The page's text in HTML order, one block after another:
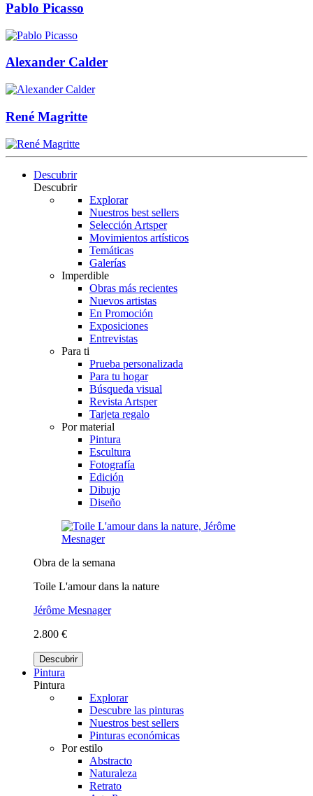
Pablo Picasso
Alexander Calder
René Magritte
Descubrir
Descubrir
Explorar
Nuestros best sellers
Selección Artsper
Movimientos artísticos
Temáticas
Galerías
Imperdible
Obras más recientes
Nuevos artistas
En Promoción
Exposiciones
Entrevistas
Para ti
Prueba personalizada
Para tu hogar
Búsqueda visual
Revista Artsper
Tarjeta regalo
Por material
Pintura
Escultura
Fotografía
Edición
Dibujo
Diseño
Obra de la semana
Toile L'amour dans la nature
Jérôme Mesnager
2.800 €
Descubrir
Pintura
Pintura
Explorar
Descubre las pinturas
Nuestros best sellers
Pinturas económicas
Por estilo
Abstracto
Naturaleza
Retrato